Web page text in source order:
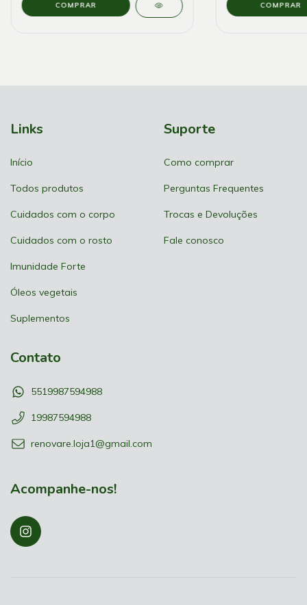
Links
Início
Todos produtos
Cuidados com o corpo
Cuidados com o rosto
Imunidade Forte
Óleos vegetais
Suplementos
Suporte
Como comprar
Perguntas Frequentes
Trocas e Devoluções
Fale conosco
Contato
5519987594988
19987594988
renovare.loja1@gmail.com
Acompanhe-nos!